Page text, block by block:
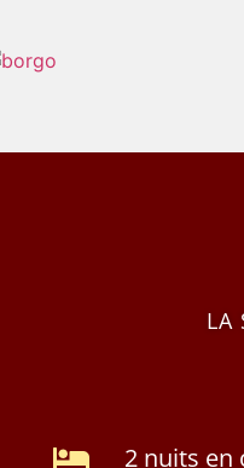
LA
2 nuits en